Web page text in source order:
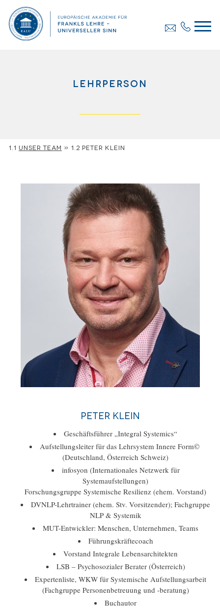
lehrperson
Unser Team » Peter Klein
Peter Klein
Geschäftsführer „Integral Systemics“
Aufstellungsleiter für das Lehrsystem Innere Form©
(Deutschland, Österreich Schweiz)
infosyon (Internationales Netzwerk für
Systemaufstellungen)
Forschungsgruppe Systemische Resilienz (ehem. Vorstand)
DVNLP-Lehrtrainer (ehem. Stv. Vorsitzender); Fachgruppe
NLP & Systemik
MUT-Entwickler: Menschen, Unternehmen, Teams
Führungskräftecoach
Vorstand Integrale Lebensarchitekten
LSB – Psychosozialer Berater (Österreich)
Expertenliste, WKW für Systemische Aufstellungsarbeit
(Fachgruppe Personenbetreuung und -beratung)
Buchautor